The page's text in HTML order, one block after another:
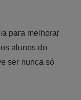
para melhorar
alunos do
ser nunca só